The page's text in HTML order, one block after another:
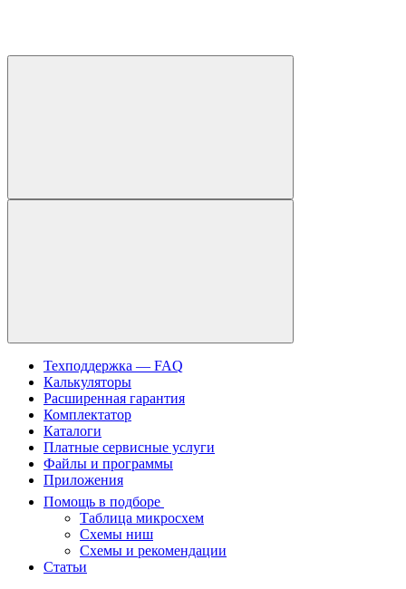
Техподдержка — FAQ
Калькуляторы
Расширенная гарантия
Комплектатор
Каталоги
Платные сервисные услуги
Файлы и программы
Приложения
Помощь в подборе
Таблица микросхем
Схемы ниш
Схемы и рекомендации
Статьи